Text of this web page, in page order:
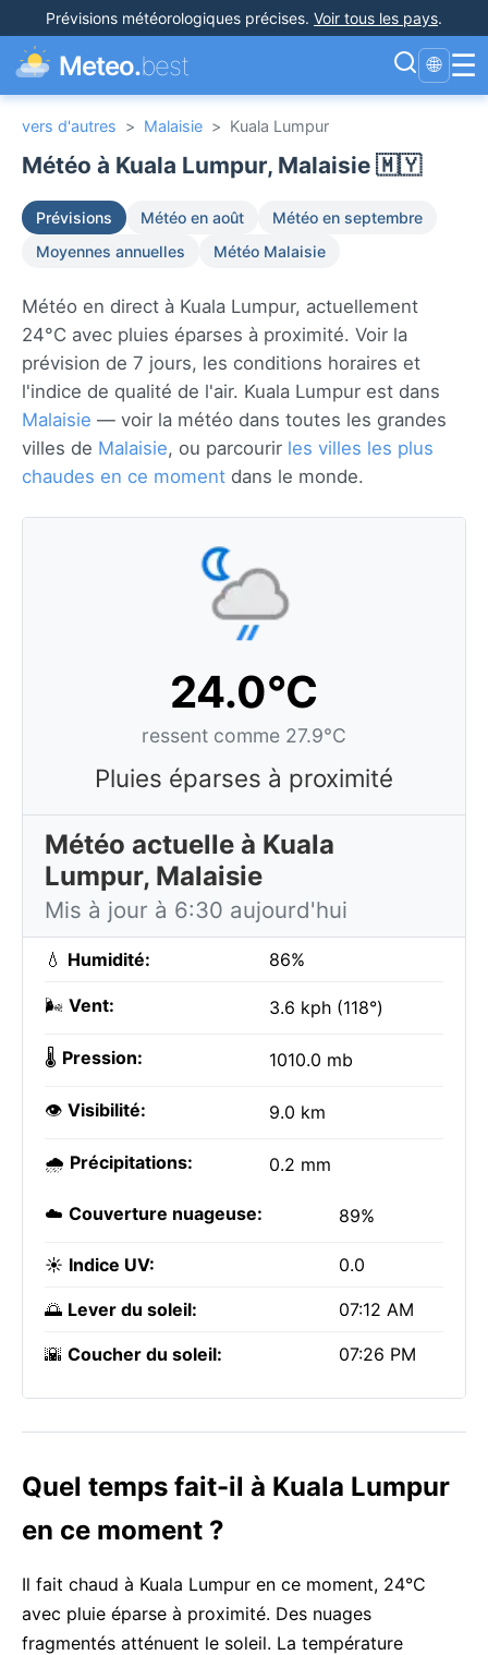
Prévisions météorologiques précises. Voir tous les pays.
Meteo.best 🌐 ☰
vers d'autres > Malaisie > Kuala Lumpur
Météo à Kuala Lumpur, Malaisie 🇲🇾
Prévisions Météo en août
Météo en septembre
Moyennes annuelles
Météo Malaisie
Météo en direct à Kuala Lumpur, actuellement
24°C avec pluies éparses à proximité. Voir la
prévision de 7 jours, les conditions horaires et
l'indice de qualité de l'air. Kuala Lumpur est dans
Malaisie — voir la météo dans toutes les grandes
villes de Malaisie, ou parcourir les villes les plus
chaudes en ce moment dans le monde.
24.0°C
ressent comme 27.9°C
Pluies éparses à proximité
Météo actuelle à Kuala
Lumpur, Malaisie
Mis à jour à 6:30 aujourd'hui
💧 Humidité: 86%
🌬️ Vent: 3.6 kph (118°)
🌡️ Pression: 1010.0 mb
👁️ Visibilité: 9.0 km
🌧️ Précipitations: 0.2 mm
☁️ Couverture nuageuse: 89%
☀️ Indice UV: 0.0
🌅 Lever du soleil: 07:12 AM
🌇 Coucher du soleil: 07:26 PM
Quel temps fait-il à Kuala Lumpur
en ce moment ?
Il fait chaud à Kuala Lumpur en ce moment, 24°C
avec pluie éparse à proximité. Des nuages
fragmentés atténuent le soleil. La température